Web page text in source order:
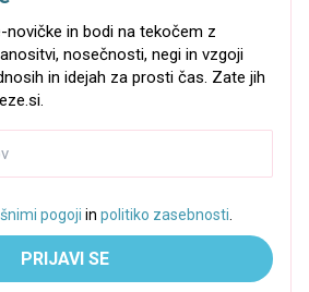
novičke in bodi na tekočem z
nosečnosti, negi in vzgoji
in idejah za prosti čas. Zate jih
pogoji in politiko zasebnosti
PRIJAVI SE